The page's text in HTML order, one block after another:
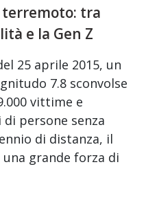
terremoto: tra
e la Gen Z
25 aprile 2015, un
7.8 sconvolse
vittime e
persone senza
di distanza, il
grande forza di